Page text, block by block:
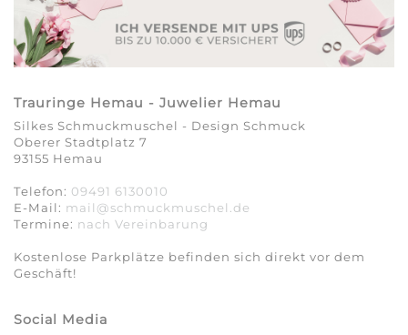
Trauringe Hemau - Juwelier Hemau
Silkes Schmuckmuschel - Design Schmuck
Oberer Stadtplatz 7
93155 Hemau
Telefon: 09491 6130010
E-Mail: mail@schmuckmuschel.de
Termine: nach Vereinbarung​​​​​​​
Kostenlose Parkplätze befinden sich direkt vor dem
Geschäft!
Social Media